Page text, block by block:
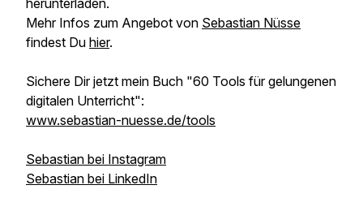
herunterladen.
Mehr Infos zum Angebot von Sebastian Nüsse
findest Du hier.
Sichere Dir jetzt mein Buch "60 Tools für gelungenen
digitalen Unterricht":
www.sebastian-nuesse.de/tools
Sebastian bei Instagram
Sebastian bei LinkedIn